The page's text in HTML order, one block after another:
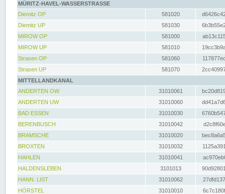
MÜRITZ-HAVEL-WASSERSTRASSE
Diemitz OP
581020
Diemitz UP
581030
MIROW OP
581000
MIROW UP
581010
Strasen OP
581060
Strasen UP
581070
MITTELLANDKANAL
ANDERTEN OW
31010061
ANDERTEN UW
31010060
BAD ESSEN
31010030
BERENBUSCH
31010042
BRAMSCHE
31010020
BROXTEN
31010032
HAHLEN
31010041
HALDENSLEBEN
3101013
HANN. LIST
31010062
HÖRSTEL
31010010